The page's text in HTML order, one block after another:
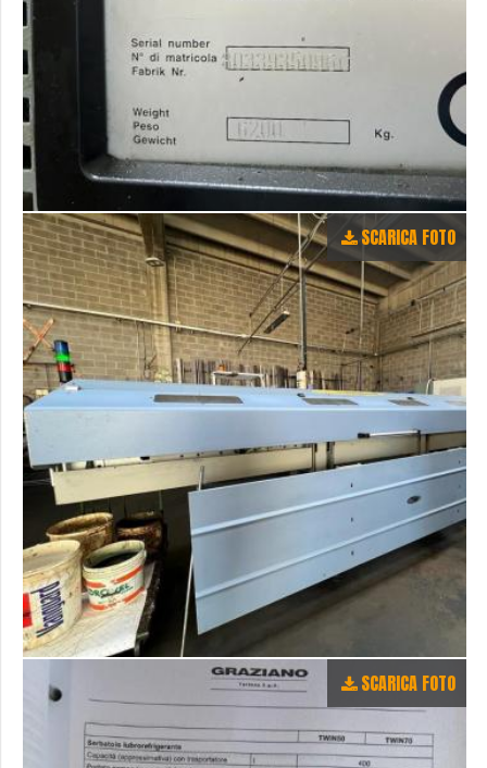
SCARICA FOTO
SCARICA FOTO